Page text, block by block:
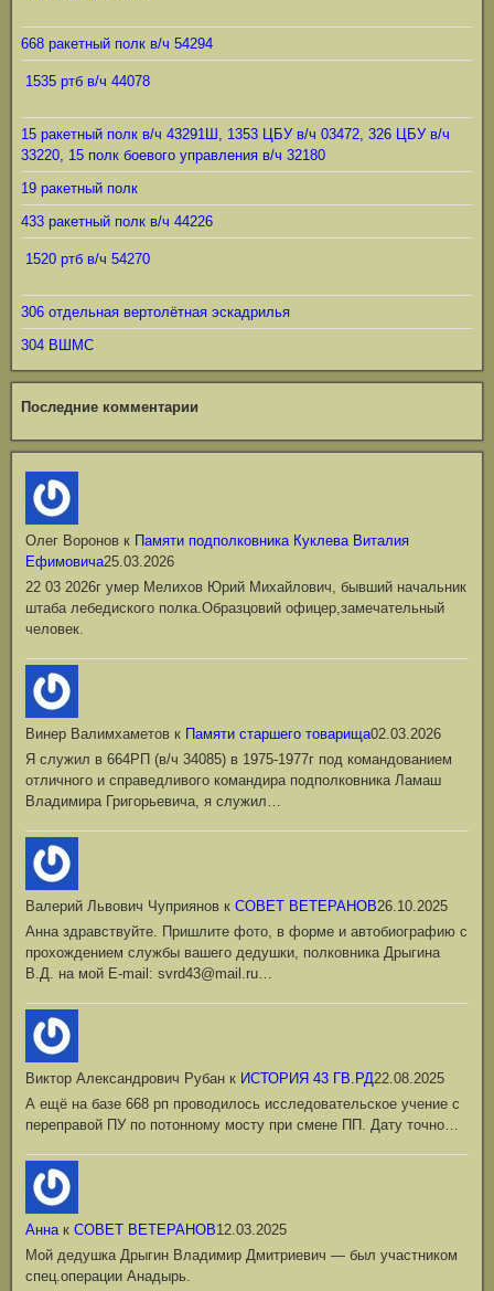
668 ракетный полк в/ч 54294
1535 ртб в/ч 44078
15 ракетный полк в/ч 43291Ш, 1353 ЦБУ в/ч 03472, 326 ЦБУ в/ч
33220, 15 полк боевого управления в/ч 32180
19 ракетный полк
433 ракетный полк в/ч 44226
1520 ртб в/ч 54270
306 отдельная вертолётная эскадрилья
304 ВШМС
Последние комментарии
Олег Воронов к Памяти подполковника Куклева Виталия
Ефимовича25.03.2026
22 03 2026г умер Мелихов Юрий Михайлович, бывший начальник
штаба лебедиского полка.Образцовий офицер,замечательный
человек.
Винер Валимхаметов к Памяти старшего товарища02.03.2026
Я служил в 664РП (в/ч 34085) в 1975-1977г под командованием
отличного и справедливого командира подполковника Ламаш
Владимира Григорьевича, я служил…
Валерий Львович Чуприянов к СОВЕТ ВЕТЕРАНОВ26.10.2025
Анна здравствуйте. Пришлите фото, в форме и автобиографию с
прохождением службы вашего дедушки, полковника Дрыгина
В.Д. на мой Е-mail: svrd43@mail.ru…
Виктор Александрович Рубан к ИСТОРИЯ 43 ГВ.РД22.08.2025
А ещё на базе 668 рп проводилось исследовательское учение с
переправой ПУ по потонному мосту при смене ПП. Дату точно…
Аннак СОВЕТ ВЕТЕРАНОВ12.03.2025
Мой дедушка Дрыгин Владимир Дмитриевич — был участником
спец.операции Анадырь.